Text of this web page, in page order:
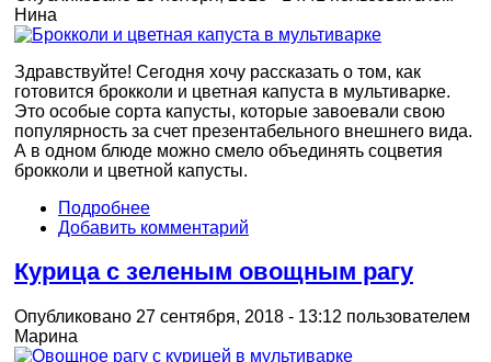
Нина
Здравствуйте! Сегодня хочу рассказать о том, как
готовится брокколи и цветная капуста в мультиварке.
Это особые сорта капусты, которые завоевали свою
популярность за счет презентабельного внешнего вида.
А в одном блюде можно смело объединять соцветия
брокколи и цветной капусты.
Подробнее
Добавить комментарий
Курица с зеленым овощным рагу
Опубликовано 27 сентября, 2018 - 13:12 пользователем
Марина